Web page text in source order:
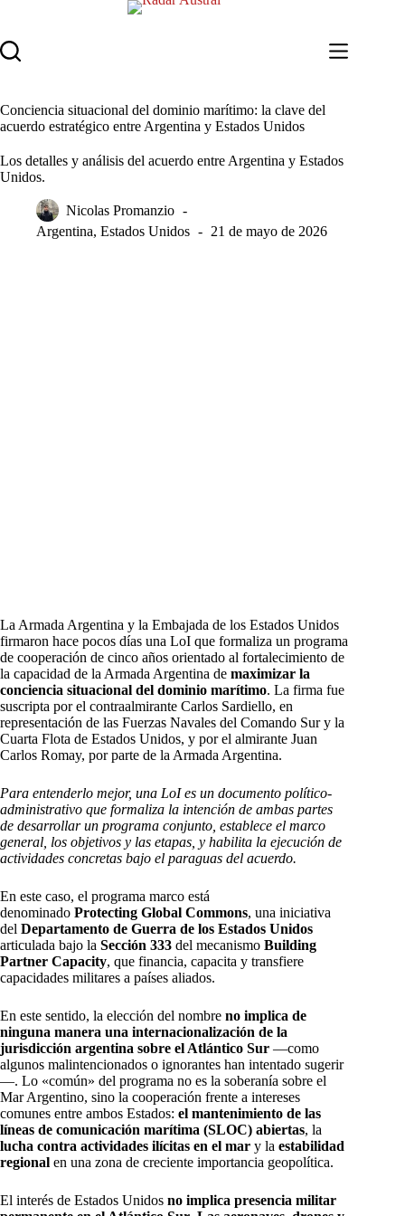
contenido
Conciencia situacional del dominio marítimo: la clave del
acuerdo estratégico entre Argentina y Estados Unidos
Los detalles y análisis del acuerdo entre Argentina y Estados
Unidos.
Nicolas Promanzio
Argentina, Estados Unidos 21 de mayo de 2026
La Armada Argentina y la Embajada de los Estados Unidos
firmaron hace pocos días una LoI que formaliza un programa
de cooperación de cinco años orientado al fortalecimiento de
la capacidad de la Armada Argentina de maximizar la
conciencia situacional del dominio marítimo. La firma fue
suscripta por el contraalmirante Carlos Sardiello, en
representación de las Fuerzas Navales del Comando Sur y la
Cuarta Flota de Estados Unidos, y por el almirante Juan
Carlos Romay, por parte de la Armada Argentina.
Para entenderlo mejor, una LoI es un documento político-
administrativo que formaliza la intención de ambas partes
de desarrollar un programa conjunto, establece el marco
general, los objetivos y las etapas, y habilita la ejecución de
actividades concretas bajo el paraguas del acuerdo.
En este caso, el programa marco está
denominado Protecting Global Commons, una iniciativa
del Departamento de Guerra de los Estados Unidos
articulada bajo la Sección 333 del mecanismo Building
Partner Capacity, que financia, capacita y transfiere
capacidades militares a países aliados.
En este sentido, la elección del nombre no implica de
ninguna manera una internacionalización de la
jurisdicción argentina sobre el Atlántico Sur —como
algunos malintencionados o ignorantes han intentado sugerir
—. Lo «común» del programa no es la soberanía sobre el
Mar Argentino, sino la cooperación frente a intereses
comunes entre ambos Estados: el mantenimiento de las
líneas de comunicación marítima (SLOC) abiertas, la
lucha contra actividades ilícitas en el mar y la estabilidad
regional en una zona de creciente importancia geopolítica.
El interés de Estados Unidos no implica presencia militar